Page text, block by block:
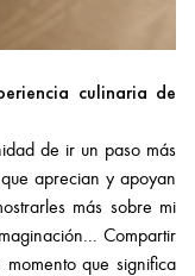
culinaria de
de ir un paso más
aprecian y apoyan
más sobre mi
Compartir
que significa